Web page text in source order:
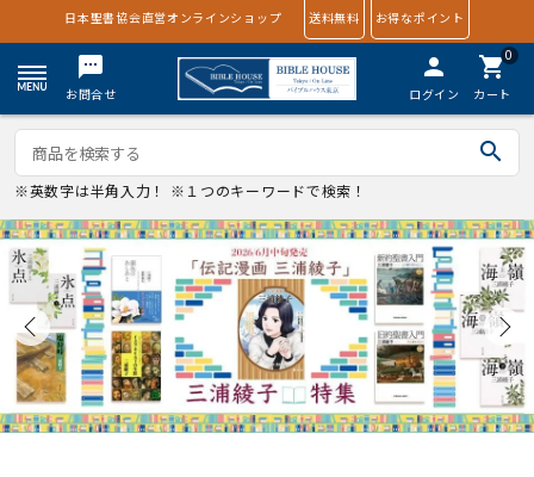
日本聖書協会直営オンラインショップ 送料無料 お得なポイント
textsms
お問合せ
person
ログイン
0
shopping_cart
カート
search
※英数字は半角入力！ ※１つのキーワードで検索！